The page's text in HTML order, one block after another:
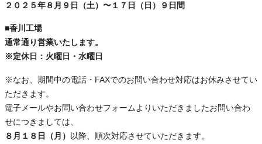
２０２５年８月９日（土）〜１７日（日）９日間
■香川工場
通常通り営業いたします。
※定休日：火曜日・水曜日
※なお、期間中の電話・FAXでのお問い合わせ対応はお休みさせてい
ただきます。
電子メールやお問い合わせフォームよりいただきましたお問い合わ
せにつきましては、
８月１８日（月）
以降、順次対応させていただきます。